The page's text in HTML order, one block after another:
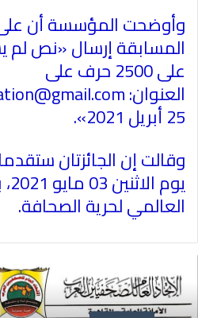
وأوضحت المؤسسة أن
المسابقة إرسال «نص لم
على 2500 حرف على
العنوان:
25 أبريل 2021».
وقالت إن الجائزتان
العالمي لحرية الصحافة.